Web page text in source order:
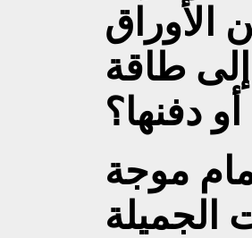
الأوراق
إلى طاقة
موجة